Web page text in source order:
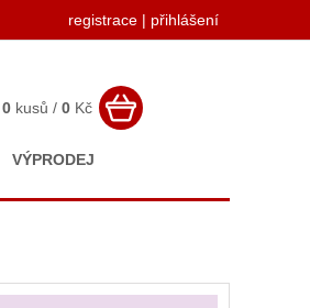
VÝPRODEJ
registrace | přihlášení
0kusů / 0Kč